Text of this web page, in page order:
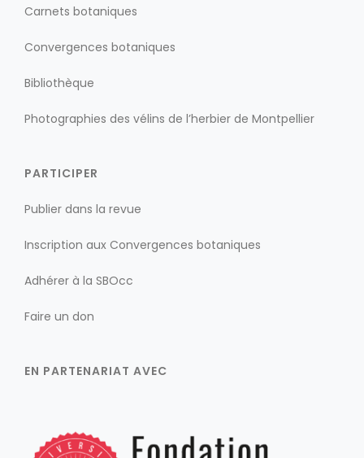
Carnets botaniques
Convergences botaniques
Bibliothèque
Photographies des vélins de l’herbier de Montpellier
PARTICIPER
Publier dans la revue
Inscription aux Convergences botaniques
Adhérer à la SBOcc
Faire un don
EN PARTENARIAT AVEC